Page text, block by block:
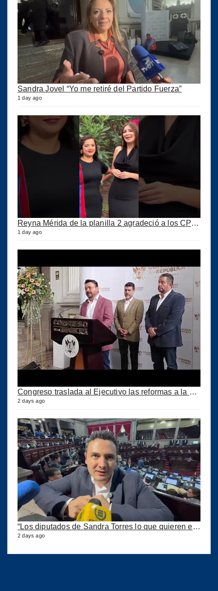
Sandra Jovel “Yo me retiré del Partido Fuerza”
1 day ago
Reyna Mérida de la planilla 2 agradeció a los CPA por su confianza
1 day ago
Congreso traslada al Ejecutivo las reformas a la Ley del IUSI tras firma del Decreto 18-2026
2 days ago
2 days ago